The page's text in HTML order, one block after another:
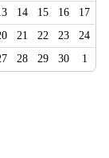
14 15 16 17
21 22 23 24
28 29 30 1